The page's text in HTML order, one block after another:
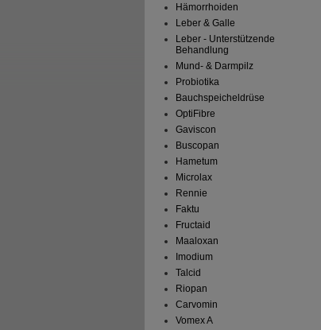
Hämorrhoiden
Leber & Galle
Leber - Unterstützende
Behandlung
Mund- & Darmpilz
Probiotika
Bauchspeicheldrüse
OptiFibre
Gaviscon
Buscopan
Hametum
Microlax
Rennie
Faktu
Fructaid
Maaloxan
Imodium
Talcid
Riopan
Carvomin
Vomex A